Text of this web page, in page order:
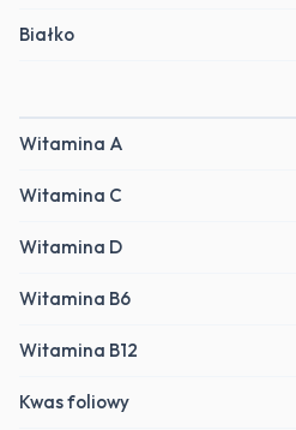
Białko
Witamina A
Witamina C
Witamina D
Witamina B6
Witamina B12
Kwas foliowy